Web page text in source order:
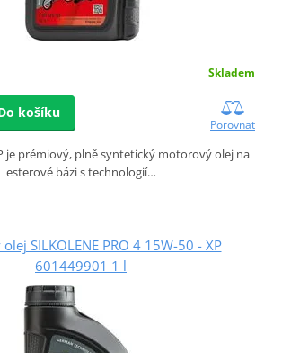
Skladem
košíku
Porovnat
je prémiový, plně syntetický motorový olej na
esterové bázi s technologií…
SILKOLENE PRO 4 15W-50 - XP
601449901 1 l